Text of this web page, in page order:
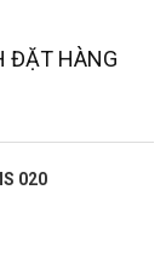
ĐẶT HÀNG
020